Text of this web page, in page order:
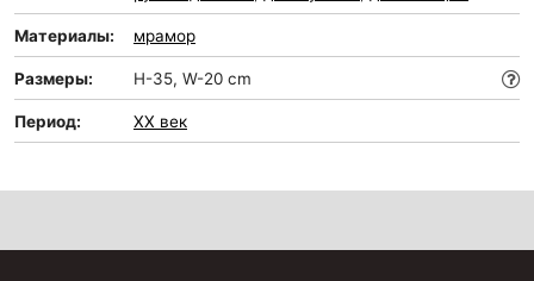
Материалы: мрамор
Размеры: H-35, W-20 cm
Период: XX век